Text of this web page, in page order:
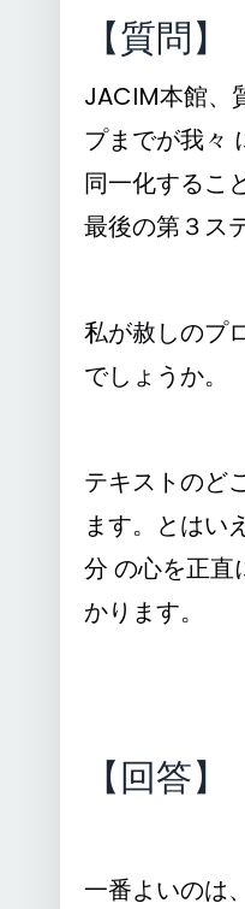
【質問】
JACIM本館、
プまでが我々
同一化するこ
最後の第３ス
私が赦しのプ
でしょうか。
テキストのど
ます。とはい
分 の心を正直
かります。
【回答】
一番よいのは